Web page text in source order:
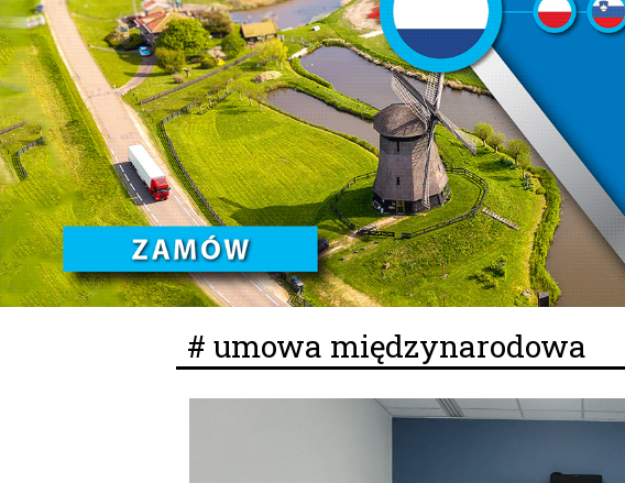
# umowa międzynarodowa